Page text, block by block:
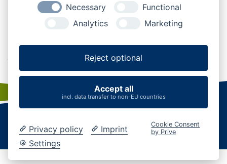
Generationen, Erinnerungen und Visionen. Ob du als
Radfahrer auf der NOK-Route unterwegs bist, mit deiner
Industriekultur begeisterst: Hier, mitten in Mittelholstein,
erlebst du Technikgeschichte, die weiterlebt.
Datenschutz| Impressum| Cookies verwalten
Necessary
Functional
Analytics
Marketing
Reject optional
Accept all
incl. data transfer to non-EU countries
Privacy policy
Imprint
Settings
Cookie Consent
by Prive